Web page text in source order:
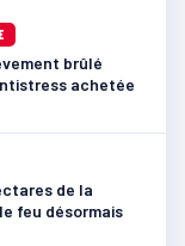
brûlé
achetée
de la
feu désormais